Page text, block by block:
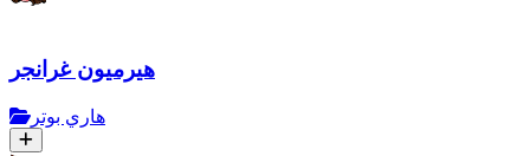
هيرميون غرانجر
هاري بوتر